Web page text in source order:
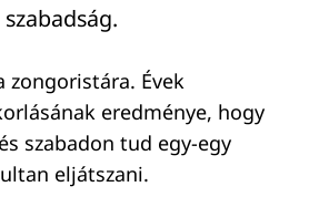
zongoristára. Évek
eredménye, hogy
szabadon tud egy-egy
eljátszani.